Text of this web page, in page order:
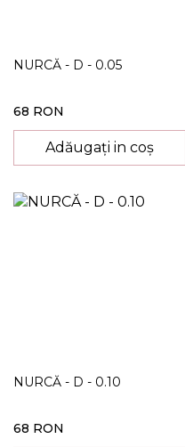
NURCĂ - D - 0.05
68 RON
Adăugați in coș
NURCĂ - D - 0.10
68 RON